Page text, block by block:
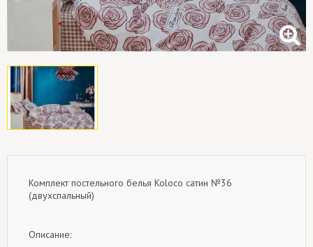
Комплект постельного белья Koloco сатин №36
(двухспальный)
Описание: